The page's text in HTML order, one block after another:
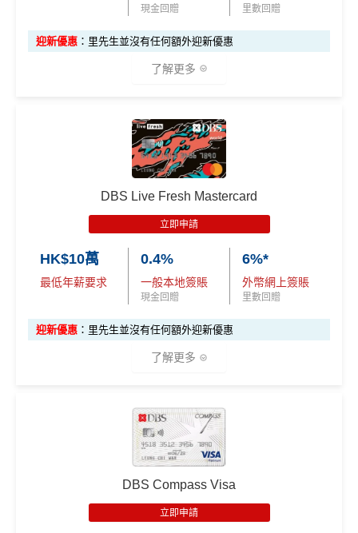
1！！！無成本賺里數！
積分無限期，轉DBS$去積分特快，Asia Miles可即日
iBanking繳費無里數
信用卡交保險費點交都無積分
網上交易中非香港商戶用港幣交易
(CBF, 包括DCC)無
里數，但唔收charge
八達通自動增值$12=1里，每日增值得$250
查看更多信用卡詳情及分析...
現金回贈 里數回贈
迎新優惠 ：里先生並沒有任何額外迎新優惠
了解更多
5%回贈，包括餐飲、健身中心、運動服
飾及醫療服務*
其他零售簽賬1%現金回贈^
精選健康及保健禮遇低至48折/專享體驗
Visa Card，DBS有時只做Visa exclusive promotion，
於Visa Platinum每個曆月的首HK$15,000簽賬
港幣支付外國註册商戶(如Airbnb)及DCC交易無回贈
商戶註冊地清單)
淨睇本地簽賬回贈1%未算市場上最高，高年薪有其他
有得儲里數但手續費貴 (Sorry囉，我知off-topic但對我
DBS Live Fresh Mastercard
立即申請
HK$10萬
最低年薪要求
0.4%
一般本地簽賬
現金回贈
6%*
外幣網上簽賬
里數回贈
迎新優惠 ：里先生並沒有任何額外迎新優惠
了解更多
fresh grad都申請得！
指定類別簽賬高達5%回贈
10次Flex Shopping免費分期
DBS Compass Visa
立即申請